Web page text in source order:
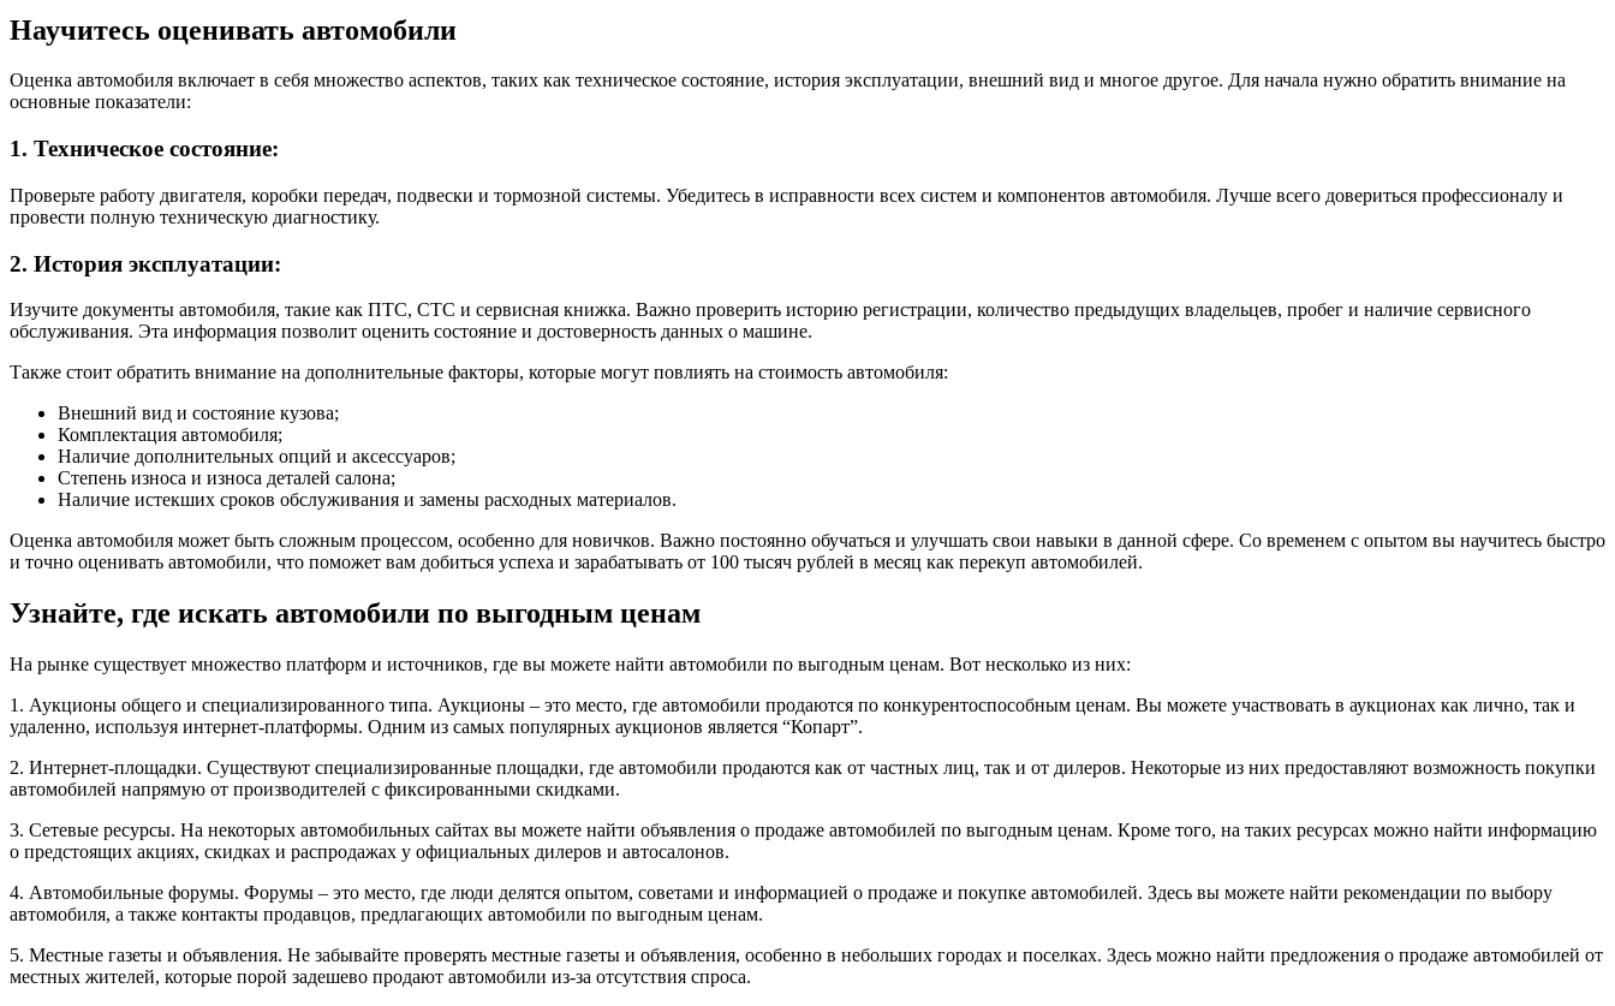
Научитесь оценивать автомобили
Оценка автомобиля включает в себя множество аспектов, таких как техническое состояние, история эксплуатации, внешний вид и многое другое. Для начала нужно обратить внимание на
основные показатели:
1. Техническое состояние:
Проверьте работу двигателя, коробки передач, подвески и тормозной системы. Убедитесь в исправности всех систем и компонентов автомобиля. Лучше всего довериться профессионалу и
провести полную техническую диагностику.
2. История эксплуатации:
Изучите документы автомобиля, такие как ПТС, СТС и сервисная книжка. Важно проверить историю регистрации, количество предыдущих владельцев, пробег и наличие сервисного
обслуживания. Эта информация позволит оценить состояние и достоверность данных о машине.
Также стоит обратить внимание на дополнительные факторы, которые могут повлиять на стоимость автомобиля:
Внешний вид и состояние кузова;
Комплектация автомобиля;
Наличие дополнительных опций и аксессуаров;
Степень износа и износа деталей салона;
Наличие истекших сроков обслуживания и замены расходных материалов.
Оценка автомобиля может быть сложным процессом, особенно для новичков. Важно постоянно обучаться и улучшать свои навыки в данной сфере. Со временем с опытом вы научитесь быстро
и точно оценивать автомобили, что поможет вам добиться успеха и зарабатывать от 100 тысяч рублей в месяц как перекуп автомобилей.
Узнайте, где искать автомобили по выгодным ценам
На рынке существует множество платформ и источников, где вы можете найти автомобили по выгодным ценам. Вот несколько из них:
1. Аукционы общего и специализированного типа. Аукционы – это место, где автомобили продаются по конкурентоспособным ценам. Вы можете участвовать в аукционах как лично, так и
удаленно, используя интернет-платформы. Одним из самых популярных аукционов является “Копарт”.
2. Интернет-площадки. Существуют специализированные площадки, где автомобили продаются как от частных лиц, так и от дилеров. Некоторые из них предоставляют возможность покупки
автомобилей напрямую от производителей с фиксированными скидками.
3. Сетевые ресурсы. На некоторых автомобильных сайтах вы можете найти объявления о продаже автомобилей по выгодным ценам. Кроме того, на таких ресурсах можно найти информацию
о предстоящих акциях, скидках и распродажах у официальных дилеров и автосалонов.
4. Автомобильные форумы. Форумы – это место, где люди делятся опытом, советами и информацией о продаже и покупке автомобилей. Здесь вы можете найти рекомендации по выбору
автомобиля, а также контакты продавцов, предлагающих автомобили по выгодным ценам.
5. Местные газеты и объявления. Не забывайте проверять местные газеты и объявления, особенно в небольших городах и поселках. Здесь можно найти предложения о продаже автомобилей от
местных жителей, которые порой задешево продают автомобили из-за отсутствия спроса.